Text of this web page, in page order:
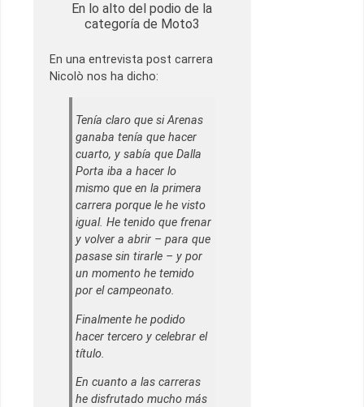
En lo alto del podio de la
categoría de Moto3
En una entrevista post carrera
Nicolò nos ha dicho:
Tenía claro que si Arenas
ganaba tenía que hacer
cuarto, y sabía que Dalla
Porta iba a hacer lo
mismo que en la primera
carrera porque le he visto
igual. He tenido que frenar
y volver a abrir – para que
pasase sin tirarle – y por
un momento he temido
por el campeonato.
Finalmente he podido
hacer tercero y celebrar el
título.
En cuanto a las carreras
he disfrutado mucho más